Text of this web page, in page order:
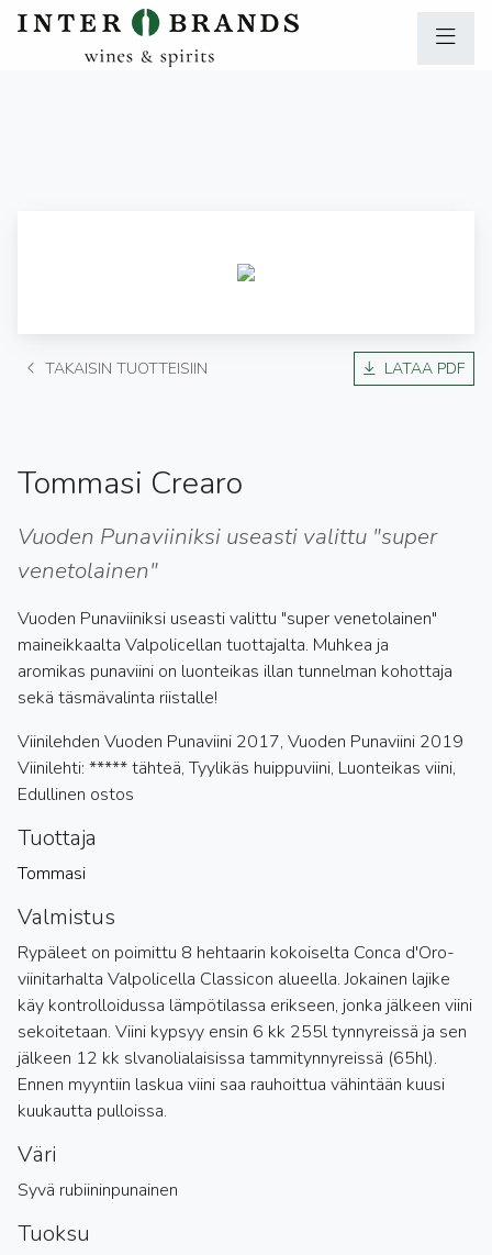
TAKAISIN TUOTTEISIIN LATAA PDF
Tommasi Crearo
Vuoden Punaviiniksi useasti valittu "super
venetolainen"
Vuoden Punaviiniksi useasti valittu "super venetolainen"
maineikkaalta Valpolicellan tuottajalta. Muhkea ja
aromikas punaviini on luonteikas illan tunnelman kohottaja
sekä täsmävalinta riistalle!
Viinilehden Vuoden Punaviini 2017, Vuoden Punaviini 2019
Viinilehti: ***** tähteä, Tyylikäs huippuviini, Luonteikas viini,
Edullinen ostos
Tuottaja
Tommasi
Valmistus
Rypäleet on poimittu 8 hehtaarin kokoiselta Conca d'Oro-
viinitarhalta Valpolicella Classicon alueella. Jokainen lajike
käy kontrolloidussa lämpötilassa erikseen, jonka jälkeen viini
sekoitetaan. Viini kypsyy ensin 6 kk 255l tynnyreissä ja sen
jälkeen 12 kk slvanolialaisissa tammitynnyreissä (65hl).
Ennen myyntiin laskua viini saa rauhoittua vähintään kuusi
kuukautta pulloissa.
Väri
Syvä rubiininpunainen
Tuoksu